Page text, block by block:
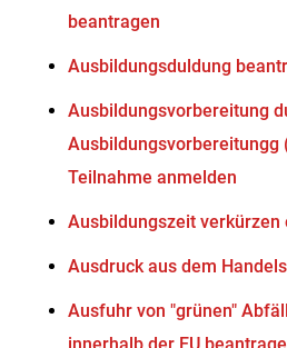
beantragen
Ausbildungsduldung
Ausbildungsvorbereitung
Ausbildungsvorbereitungg
Teilnahme anmelden
Ausbildungszeit verkürzen
Ausdruck aus dem
Ausfuhr von "grünen"